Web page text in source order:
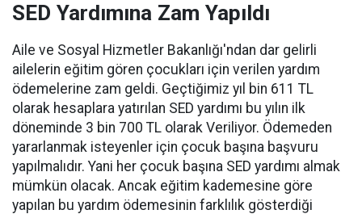
SED Yardımına Zam Yapıldı
Aile ve Sosyal Hizmetler Bakanlığı'ndan dar gelirli
ailelerin eğitim gören çocukları için verilen yardım
ödemelerine zam geldi. Geçtiğimiz yıl bin 611 TL
olarak hesaplara yatırılan SED yardımı bu yılın ilk
döneminde 3 bin 700 TL olarak Veriliyor. Ödemeden
yararlanmak isteyenler için çocuk başına başvuru
yapılmalıdır. Yani her çocuk başına SED yardımı almak
mümkün olacak. Ancak eğitim kademesine göre
yapılan bu yardım ödemesinin farklılık gösterdiği